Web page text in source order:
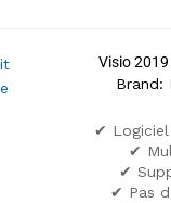
Visio
Brand:
✔ Logiciel
✔
✔
✔ Pas